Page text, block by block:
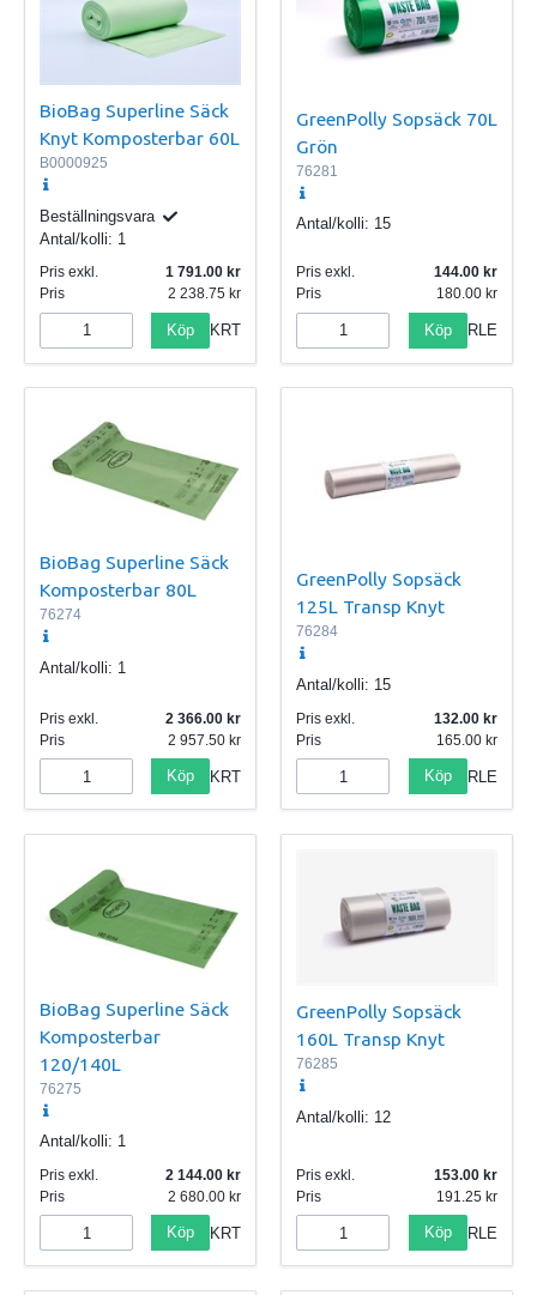
BioBag Superline Säck
Knyt Komposterbar 60L
B0000925
Beställningsvara
Antal/kolli: 1
Pris exkl.
1 791.00
Pris
2 238.75
Köp KRT
GreenPolly Sopsäck 70L
Grön
76281
Antal/kolli: 15
Pris exkl.
144.00
Pris
180.00
Köp RLE
BioBag Superline Säck
Komposterbar 80L
76274
Antal/kolli: 1
Pris exkl.
2 366.00
Pris
2 957.50
Köp KRT
GreenPolly Sopsäck
125L Transp Knyt
76284
Antal/kolli: 15
Pris exkl.
132.00
Pris
165.00
Köp RLE
BioBag Superline Säck
Komposterbar
120/140L
76275
Antal/kolli: 1
Pris exkl.
2 144.00
Pris
2 680.00
Köp KRT
GreenPolly Sopsäck
160L Transp Knyt
76285
Antal/kolli: 12
Pris exkl.
153.00
Pris
191.25
Köp RLE